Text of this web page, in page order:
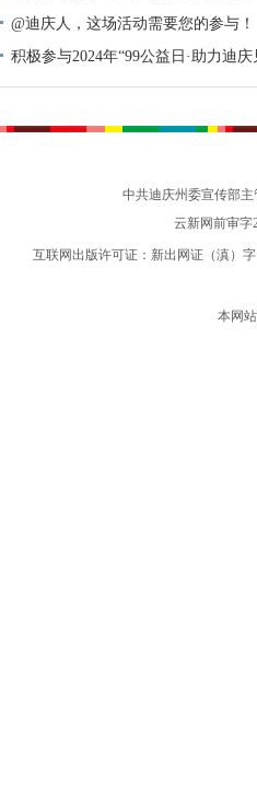
@迪庆人，这场活动需要您的参与！
积极参与2024年“99公益日·助力迪
动倡议书